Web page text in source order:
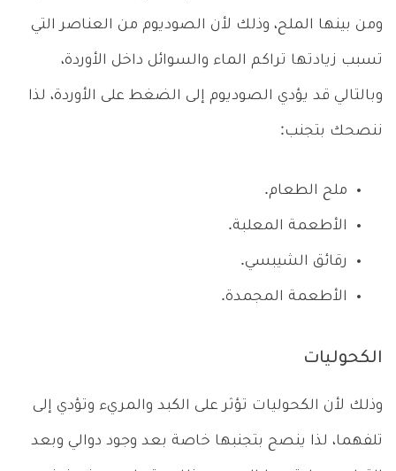
ومن بينها الملح، وذلك لأن الصوديوم من العناصر التي
تسبب زيادتها تراكم الماء والسوائل داخل الأوردة،
وبالتالي قد يؤدي الصوديوم إلى الضغط على الأوردة، لذا
ننصحك بتجنب:
ملح الطعام.
الأطعمة المعلبة.
رقائق الشيبسي.
الأطعمة المجمدة.
الكحوليات
وذلك لأن الكحوليات تؤثر على الكبد والمريء وتؤدي إلى
تلفهما، لذا ينصح بتجنبها خاصة بعد وجود دوالي وبعد